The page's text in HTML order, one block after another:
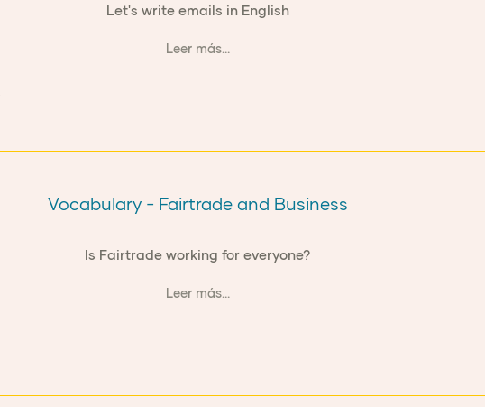
Let's write emails in English
Leer más...
Vocabulary - Fairtrade and Business
Is Fairtrade working for everyone?
Leer más...